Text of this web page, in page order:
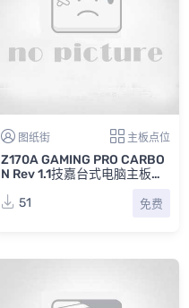
图纸街 主板点位
Z170A GAMING PRO CARBO
N Rev 1.1技嘉台式电脑主板点
51
免费